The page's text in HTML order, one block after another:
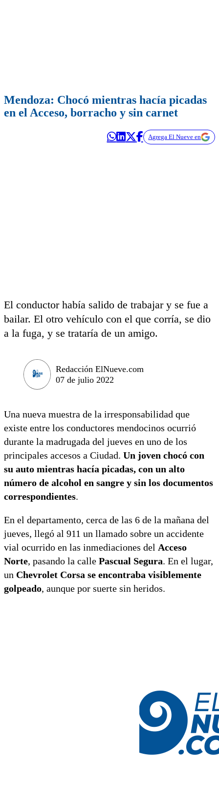
Mendoza: Chocó mientras hacía picadas
en el Acceso, borracho y sin carnet
Agrega El Nueve en
El conductor había salido de trabajar y se fue a
bailar. El otro vehículo con el que corría, se dio
a la fuga, y se trataría de un amigo.
Redacción ElNueve.com
07 de julio 2022
Una nueva muestra de la irresponsabilidad que
existe entre los conductores mendocinos ocurrió
durante la madrugada del jueves en uno de los
principales accesos a Ciudad. Un joven chocó con
su auto mientras hacía picadas, con un alto
número de alcohol en sangre y sin los documentos
correspondientes.
En el departamento, cerca de las 6 de la mañana del
jueves, llegó al 911 un llamado sobre un accidente
vial ocurrido en las inmediaciones del Acceso
Norte, pasando la calle Pascual Segura. En el lugar,
un Chevrolet Corsa se encontraba visiblemente
golpeado, aunque por suerte sin heridos.